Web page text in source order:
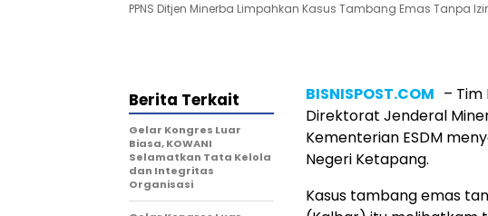
PPNS Ditjen Minerba Limpahkan Kasus Tambang Emas Tanpa
BISNISPOST.COM – Tim
Direktorat Jenderal
Kementerian ESDM
Negeri Ketapang.
Kasus tambang emas
Berita Terkait
Gelar Kongres Luar
Biasa, KOWANI
Selamatkan Tata Kelola
dan Integritas
Organisasi